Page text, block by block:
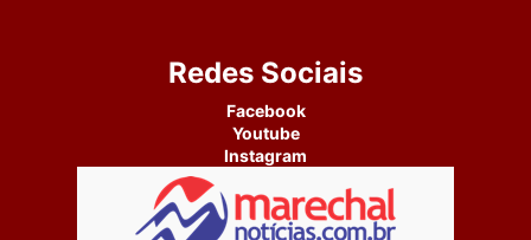
Redes Sociais
Facebook
Youtube
Instagram